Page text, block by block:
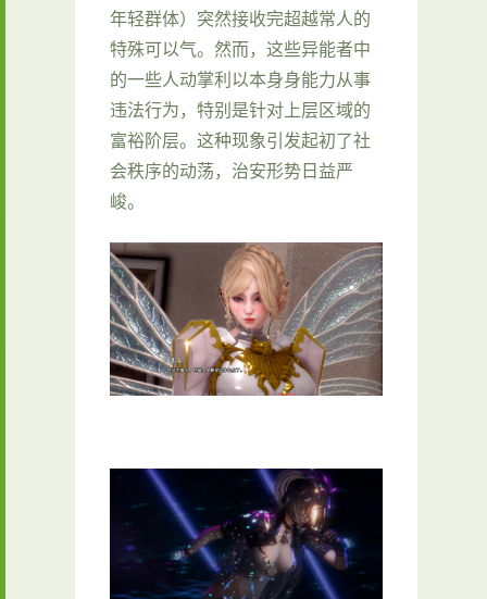
年轻群体）突然接收完超越常人的
特殊可以气。然而，这些异能者中
的一些人动掌利以本身身能力从事
违法行为，特别是针对上层区域的
富裕阶层。这种现象引发起初了社
会秩序的动荡，治安形势日益严
峻。